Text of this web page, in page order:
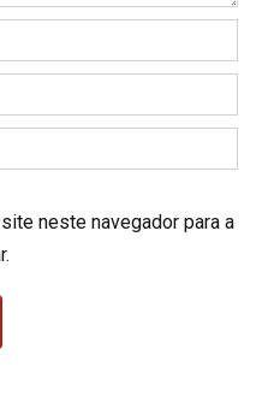
neste navegador para a